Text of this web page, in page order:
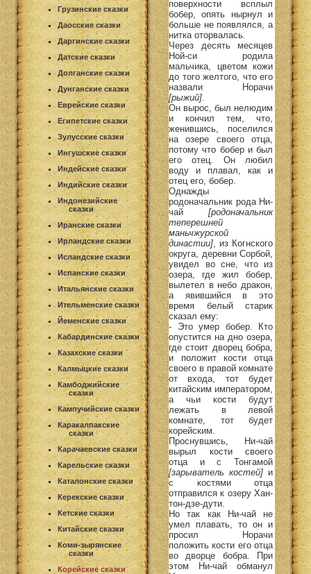
Грузинские сказки
Даосские сказки
Даргинские сказки
Датские сказки
Долганские сказки
Дунганские сказки
Еврейские сказки
Египетские сказки
Зулусские сказки
Ингушские сказки
Индейские сказки
Индийские сказки
Индонезийские
сказки
Иранские сказки
Ирландские сказки
Исландские сказки
Испанские сказки
Итальянские сказки
Ительменские сказки
Йеменские сказки
Кабардинские сказки
Казахские сказки
Калмыцкие сказки
Камбоджийские
сказки
Кампучийские сказки
Каракалпакские
сказки
Карачаевские сказки
Карельские сказки
Каталонские сказки
Керекские сказки
Кетские сказки
Китайские сказки
Коми-зырянские
сказки
Корейские сказки
поверхности всплыл
бобер, опять нырнул и
больше не появлялся, а
нитка оторвалась.
Через десять месяцев
Ной-си родила
мальчика, цветом кожи
до того желтого, что его
назвали Норачи
[рыжий]
Он вырос, был нелюдим
и кончил тем, что,
женившись, поселился
на озере своего отца,
потому что бобер и был
его отец. Он любил
воду и плавал, как и
отец его, бобер.
Однажды
родоначальник рода Ни-
чай [родоначальник
теперешней
маньчжурской
династии] , из Когнского
округа, деревни Сорбой,
увидел во сне, что из
озера, где жил бобер,
вылетел в небо дракон,
а явившийся в это
время белый старик
сказал ему:
- Это умер бобер. Кто
опустится на дно озера,
где стоит дворец бобра,
и положит кости отца
своего в правой комнате
от входа, тот будет
китайским императором,
а чьи кости будут
лежать в левой
комнате, тот будет
корейским.
Проснувшись, Ни-чай
вырыл кости своего
отца и с Тонгамой
[зарыватель костей] и
с костями отца
отправился к озеру Хан-
тон-дзе-дути.
Но так как Ни-чай не
умел плавать, то он и
просил Норачи
положить кости его отца
во дворце бобра. При
этом Ни-чай обманул